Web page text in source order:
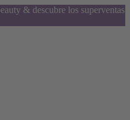
& descubre los superventas